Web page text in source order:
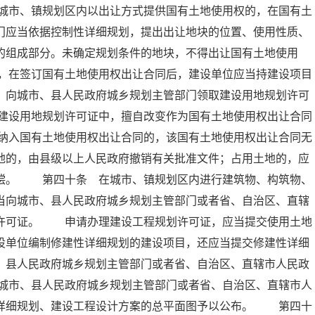
镇规划区内以出让方式提供国有土地使用权的，在国有土
当依据控制性详细规划，提出出让地块的位置、使用性质、
成部分。未确定规划条件的地块，不得出让国有土地使用
订国有土地使用权出让合同后，建设单位应当持建设项目
城市、县人民政府城乡规划主管部门领取建设用地规划许可
地规划许可证中，擅自改变作为国有土地使用权出让合同
有土地使用权出让合同的，该国有土地使用权出让合同无
，由县级以上人民政府撤销有关批准文件；占用土地的，应
。 第四十条 在城市、镇规划区内进行建筑物、构筑物、
城市、县人民政府城乡规划主管部门或者省、自治区、直辖
可证。 申请办理建设工程规划许可证，应当提交使用土地
位编制修建性详细规划的建设项目，还应当提交修建性详细
人民政府城乡规划主管部门或者省、自治区、直辖市人民政
县人民政府城乡规划主管部门或者省、自治区、直辖市人
细规划、建设工程设计方案的总平面图予以公布。 第四十